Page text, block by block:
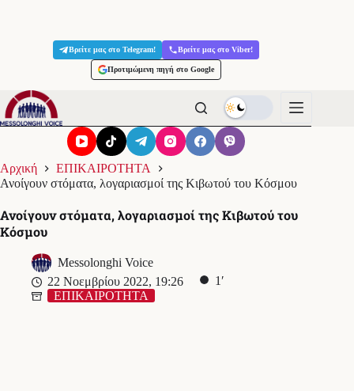
Βρείτε μας στο Telegram! Βρείτε μας στο Viber!
Προτιμώμενη πηγή στο Google
Αρχική
ΕΠΙΚΑΙΡΟΤΗΤΑ
Ανοίγουν στόματα, λογαριασμοί της Κιβωτού του Κόσμου
Ανοίγουν στόματα, λογαριασμοί της Κιβωτού του
Κόσμου
Messolonghi Voice
22 Νοεμβρίου 2022, 19:26
1′
ΕΠΙΚΑΙΡΟΤΗΤΑ